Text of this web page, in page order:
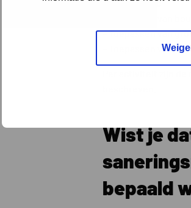
baggerspecie
– Toepassen van
– Toepassen van
Wist je
bepaald